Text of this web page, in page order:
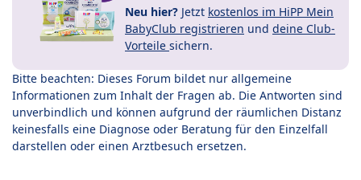
Neu hier? Jetzt kostenlos im HiPP Mein
BabyClub registrieren und deine Club-
Vorteile sichern.
Bitte beachten: Dieses Forum bildet nur allgemeine
Informationen zum Inhalt der Fragen ab. Die Antworten sind
unverbindlich und können aufgrund der räumlichen Distanz
keinesfalls eine Diagnose oder Beratung für den Einzelfall
darstellen oder einen Arztbesuch ersetzen.